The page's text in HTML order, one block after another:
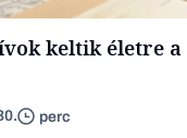
keltik életre
perc